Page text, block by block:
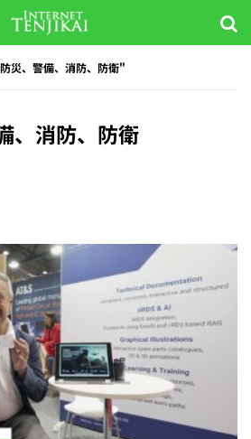
災、警備、消防、防衛"
、消防、防衛